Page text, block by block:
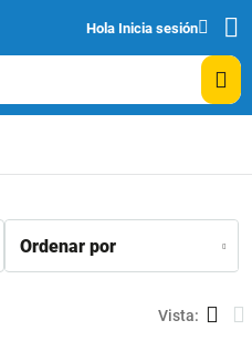
Hola Inicia sesión